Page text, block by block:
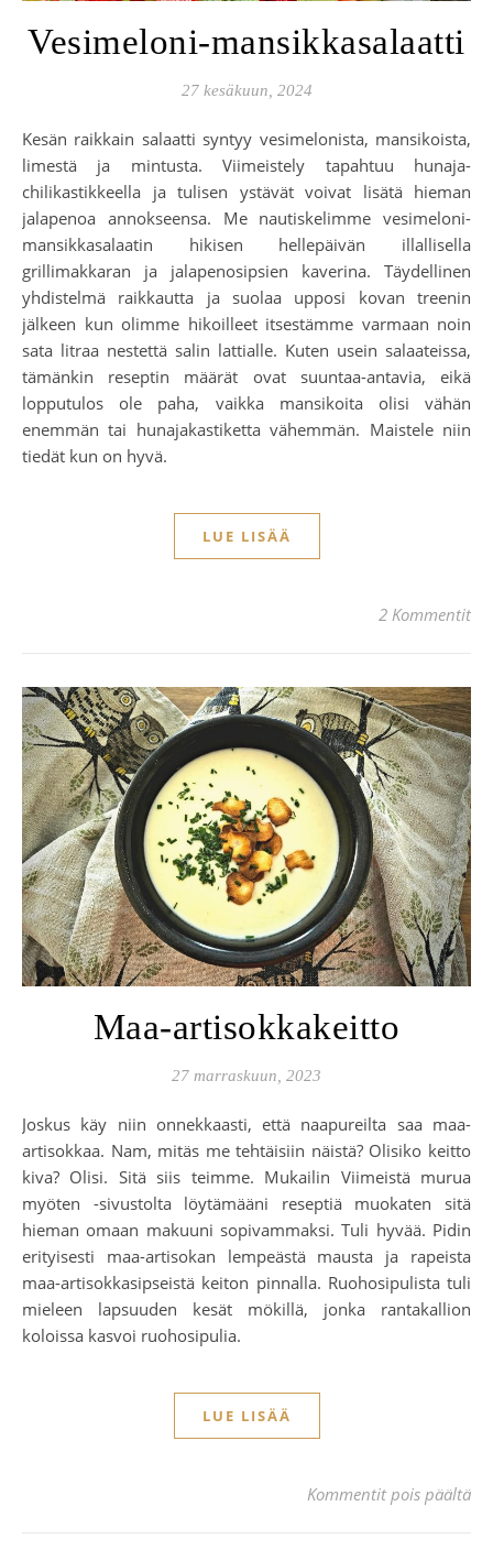
Vesimeloni-mansikkasalaatti
27 kesäkuun, 2024
Kesän raikkain salaatti syntyy vesimelonista, mansikoista,
limestä ja mintusta. Viimeistely tapahtuu hunaja-
chilikastikkeella ja tulisen ystävät voivat lisätä hieman
jalapenoa annokseensa. Me nautiskelimme vesimeloni-
mansikkasalaatin hikisen hellepäivän illallisella
grillimakkaran ja jalapenosipsien kaverina. Täydellinen
yhdistelmä raikkautta ja suolaa upposi kovan treenin
jälkeen kun olimme hikoilleet itsestämme varmaan noin
sata litraa nestettä salin lattialle. Kuten usein salaateissa,
tämänkin reseptin määrät ovat suuntaa-antavia, eikä
lopputulos ole paha, vaikka mansikoita olisi vähän
enemmän tai hunajakastiketta vähemmän. Maistele niin
tiedät kun on hyvä.
LUE LISÄÄ
2 Kommentit
Maa-artisokkakeitto
27 marraskuun, 2023
Joskus käy niin onnekkaasti, että naapureilta saa maa-
artisokkaa. Nam, mitäs me tehtäisiin näistä? Olisiko keitto
kiva? Olisi. Sitä siis teimme. Mukailin Viimeistä murua
myöten -sivustolta löytämääni reseptiä muokaten sitä
hieman omaan makuuni sopivammaksi. Tuli hyvää. Pidin
erityisesti maa-artisokan lempeästä mausta ja rapeista
maa-artisokkasipseistä keiton pinnalla. Ruohosipulista tuli
mieleen lapsuuden kesät mökillä, jonka rantakallion
koloissa kasvoi ruohosipulia.
LUE LISÄÄ
Kommentit pois päältä